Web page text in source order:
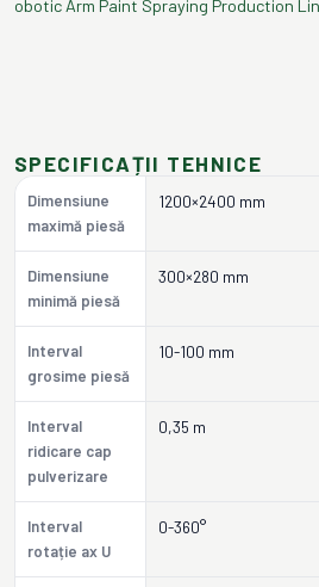
obotic Arm Paint Spraying Production
SPECIFICAȚII TEHNICE
Dimensiune
maximă piesă
1200×2400 mm
Dimensiune
minimă piesă
300×280 mm
Interval
grosime piesă
10-100 mm
Interval
ridicare cap
pulverizare
0,35 m
Interval
rotație ax U
0-360°